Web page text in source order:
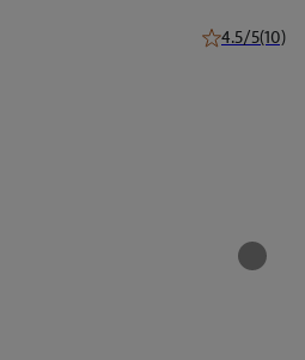
4.5/5(10)